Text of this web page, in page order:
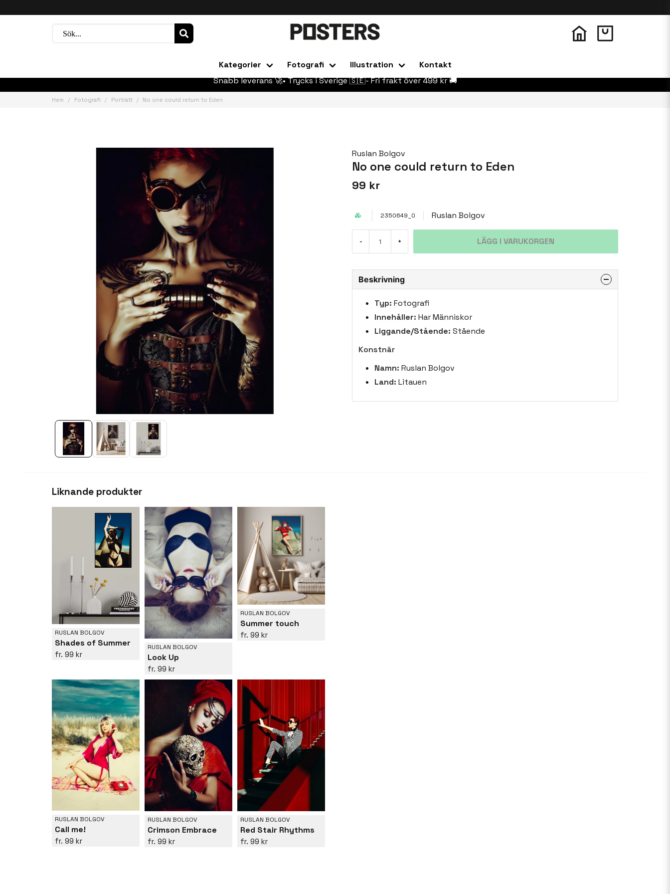
Kategorier Fotografi Illustration
Kontakt
Snabb leverans 🚀• Trycks i Sverige 🇸🇪- Fri frakt över 499 kr 🚚
Hem Fotografi Porträtt No one could return to Eden
Ruslan Bolgov
No one could return to Eden
99 kr
2350649_0 Ruslan Bolgov
- + LÄGG I VARUKORGEN
Beskrivning
Typ: Fotografi
Innehåller: Har Människor
Liggande/Stående: Stående
Konstnär
Namn: Ruslan Bolgov
Land: Litauen
Liknande produkter
RUSLAN BOLGOV
Shades of Summer
99 kr
RUSLAN BOLGOV
Look Up
99 kr
RUSLAN BOLGOV
Summer touch
99 kr
RUSLAN BOLGOV
Call me!
99 kr
RUSLAN BOLGOV
Crimson Embrace
99 kr
RUSLAN BOLGOV
Red Stair Rhythms
99 kr